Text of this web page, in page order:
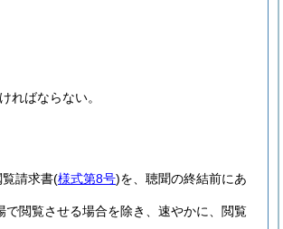
ればならない。
覧請求書(様式第8号)を、聴聞の終結前にあ
閲覧させる場合を除き、速やかに、閲覧